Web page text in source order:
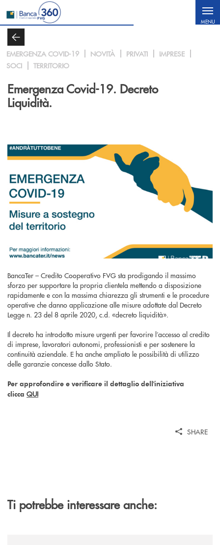
Salta al contenuto principale
MENU
EMERGENZA COVID-19 NOVITÀ PRIVATI
IMPRESE
SOCI
TERRITORIO
Emergenza Covid-19. Decreto
Liquidità.
BancaTer – Credito Cooperativo FVG sta prodigando il massimo
sforzo per supportare la propria clientela mettendo a disposizione
rapidamente e con la massima chiarezza gli strumenti e le procedure
operative che danno applicazione alle misure adottate dal Decreto
Legge n. 23 del 8 aprile 2020, c.d. «decreto liquidità».
Il decreto ha introdotto misure urgenti per favorire l’accesso al credito
di imprese, lavoratori autonomi, professionisti e per sostenere la
continuità aziendale. E ha anche ampliato le possibilità di utilizzo
delle garanzie concesse dallo Stato.
Per approfondire e verificare il dettaglio dell'iniziativa
clicca QUI
SHARE
Ti potrebbe interessare anche: